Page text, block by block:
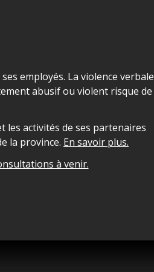
employés. La violence verbale
abusif ou violent risque de
les activités de ses partenaires
la province. En savoir plus.
à venir.